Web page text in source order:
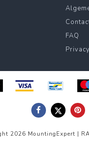
FAQ
2026 MountingExpert |